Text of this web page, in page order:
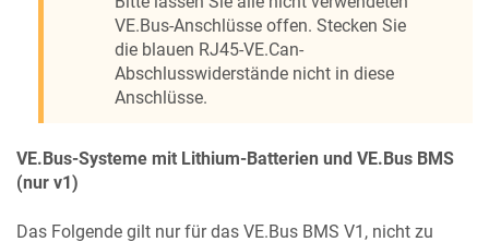
VE.Bus-Anschlüsse offen. Stecken Sie
die blauen RJ45-VE.Can-
Abschlusswiderstände nicht in diese
Anschlüsse.
VE.Bus-Systeme mit Lithium-Batterien und VE.Bus BMS
(nur v1)
Das Folgende gilt nur für das VE.Bus BMS V1, nicht zu